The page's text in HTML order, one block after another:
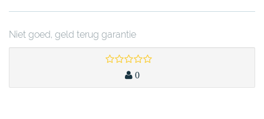
Niet goed, geld terug garantie
0